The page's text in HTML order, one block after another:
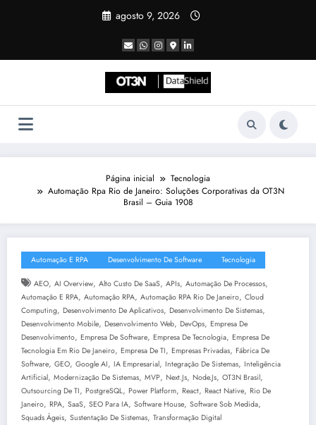
agosto 9, 2026
Página inicial
Tecnologia
Automação Rpa Rio de Janeiro: Soluções Corporativas da OT3N
Brasil – Guia 1908
Automação E RPA Desenvolvimento De Software Tecnologia
AEO, AI Overview, Alto Custo De SaaS, APIs, Automação De Processos,
Automação E RPA, Automação RPA, Automação RPA Rio De Janeiro, Cloud
Computing, Desenvolvimento De Aplicativos, Desenvolvimento De Sistemas,
Desenvolvimento Mobile, Desenvolvimento Web, DevOps, Empresa De
Desenvolvimento, Empresa De Software, Empresa De Tecnologia, Empresa De
Tecnologia Em Rio De Janeiro, Empresa De TI, Empresas Privadas, Fábrica De
Software, GEO, Google AI, IA Empresarial, Integração De Sistemas, Inteligência
Artificial, Modernização De Sistemas, MVP, Next.js, Node.js, OT3N Brasil,
Outsourcing De TI, PostgreSQL, Power Platform, React, React Native, Rio De
Janeiro, RPA, SaaS, SEO Para IA, Software House, Software Sob Medida,
Squads Ágeis, Sustentação De Sistemas, Transformação Digital